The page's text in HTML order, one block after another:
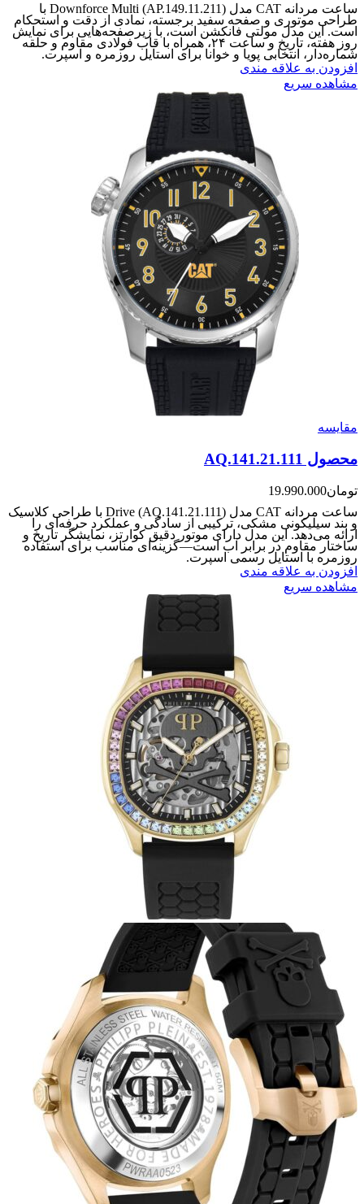
ساعت مردانه CAT مدل Downforce Multi (AP.149.11.211) با
طراحی موتوری و صفحه سفید برجسته، نمادی از دقت و استحکام
است. این مدل مولتی‌ فانکشن است، با زیرصفحه‌هایی برای نمایش
روز هفته، تاریخ و ساعت ۲۴، همراه با قاب فولادی مقاوم و حلقه
شماره‌دار، انتخابی پویا و خوانا برای استایل روزمره و اسپرت‌.
افزودن به علاقه مندی
مشاهده سریع
مقایسه
محصول AQ.141.21.111
تومان19.990.000
ساعت مردانه CAT مدل Drive (AQ.141.21.111) با طراحی کلاسیک
و بند سیلیکونی مشکی، ترکیبی از سادگی و عملکرد حرفه‌ای را
ارائه می‌دهد. این مدل دارای موتور دقیق کوارتز، نمایشگر تاریخ و
ساختار مقاوم در برابر آب است—گزینه‌ای مناسب برای استفاده
روزمره با استایل رسمی اسپرت.
افزودن به علاقه مندی
مشاهده سریع